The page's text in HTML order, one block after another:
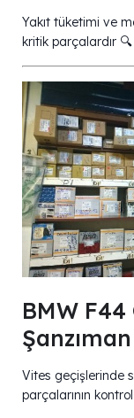
Yakıt tüketimi ve
kritik parçalardır 🔍
BMW
Vites geçişlerinde
parçalarının